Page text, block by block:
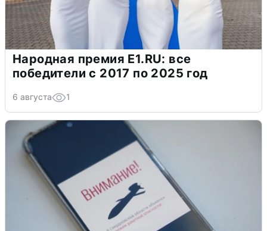
Народная премия E1.RU: все
победители с 2017 по 2025 год
6 августа 1